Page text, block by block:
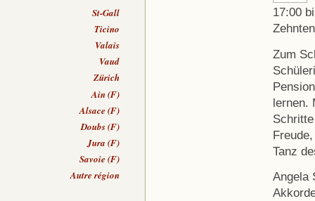
17:00
Zum
lernen.
Tanz
Angela
St-Gall
Ticino
Valais
Vaud
Zürich
Ain (F)
Alsace (F)
Doubs (F)
Jura (F)
Savoie (F)
Autre région